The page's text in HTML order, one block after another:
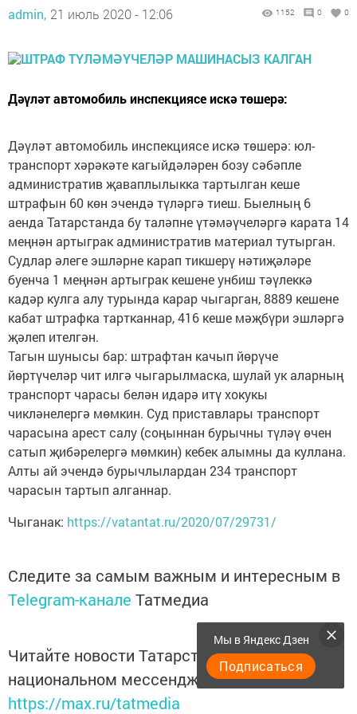
admin, 21 июль 2020 - 12:06 1152 0 0
Дәүләт автомобиль инспекциясе искә төшерә:
Дәүләт автомобиль инспекциясе искә төшерә: юл-
транспорт хәрәкәте кагыйдәләрен бозу сәбәпле
административ җаваплылыкка тартылган кеше
штрафын 60 көн эчендә түләргә тиеш. Быелның 6
аенда Татарстанда бу таләпне үтәмәүчеләргә карата 14
меңнән артыграк административ материал тутырган.
Судлар әлеге эшләрне карап тикшерү нәтиҗәләре
буенча 1 меңнән артыграк кешене унбиш тәүлеккә
кадәр кулга алу турында карар чыгарган, 8889 кешене
кабат штрафка тартканнар, 416 кеше мәҗбүри эшләргә
җәлеп ителгән.
Тагын шунысы бар: штрафтан качып йөрүче
йөртүчеләр чит илгә чыгарылмаска, шулай ук аларның
транспорт чарасы белән идарә итү хокукы
чикләнелергә мөмкин. Суд приставлары транспорт
чарасына арест салу (соңыннан бурычны түләү өчен
сатып җибәрелергә мөмкин) кебек алымны да куллана.
Алты ай эчендә бурычлылардан 234 транспорт
чарасын тартып алганнар.
Чыганак: https://vatantat.ru/2020/07/29731/
Следите за самым важным и интересным в
Telegram-канале Татмедиа
Читайте новости Татарстана в
национальном мессенджере MАХ:
https://max.ru/tatmedia
Мы в Яндекс Дзен
Подписаться